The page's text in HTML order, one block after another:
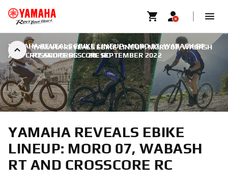
YAMAHA REVEALS EBIKE LINEUP: MORO 07, WABASH
RT AND CROSSCORE RC
YAMAHA REVEALS EBIKE LINEUP: MORO 07, WABASH RT
AND CROSSCORE RC | 28. SEPTEMBER 2022
YAMAHA REVEALS EBIKE
LINEUP: MORO 07, WABASH
RT AND CROSSCORE RC